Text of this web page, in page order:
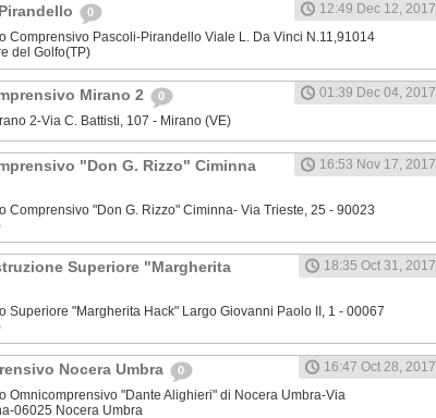
0
12:49 Dec 12, 2017
Comprensivo Pascoli-Pirandello Viale L. Da Vinci N.11,91014
del Golfo(TP)
Mirano 2 0
01:39 Dec 04, 2017
2-Via C. Battisti, 107 - Mirano (VE)
"Don G. Rizzo" Ciminna 16:53 Nov 17, 2017
Comprensivo "Don G. Rizzo" Ciminna- Via Trieste, 25 - 90023
Superiore "Margherita
18:35 Oct 31, 2017
Superiore "Margherita Hack" Largo Giovanni Paolo II, 1 - 00067
Nocera Umbra 0
16:47 Oct 28, 2017
Omnicomprensivo "Dante Alighieri" di Nocera Umbra-Via
06025 Nocera Umbra